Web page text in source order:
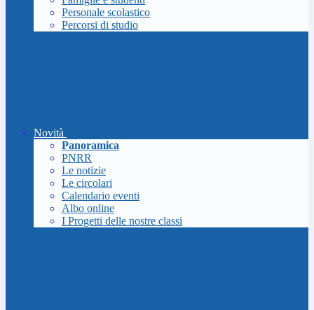
Personale scolastico
Percorsi di studio
Novità
Panoramica
PNRR
Le notizie
Le circolari
Calendario eventi
Albo online
I Progetti delle nostre classi